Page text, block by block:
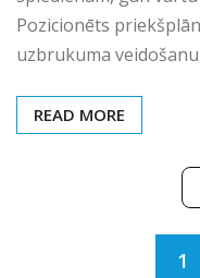
Pozicionēts
uzbrukuma
READ MORE
1